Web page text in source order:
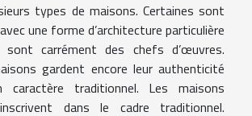
types de maisons. Certaines sont
une forme d’architecture particulière
sont carrément des chefs d’œuvres.
gardent encore leur authenticité
traditionnel. Les maisons
dans le cadre traditionnel.